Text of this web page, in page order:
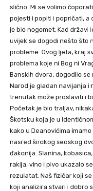
slično. Mi se volimo
pojesti i popiti i popričati, a
je bio nogomet. Kad državi
uvijek se dogodi nešto što
probleme. Ovog ljeta, kraj
problema koje ni Bog ni
Banskih dvora, dogodilo
Narod je gladan navijanja i
trenutak može proslaviti i
Početak je bio traljav,
Škotsku koja je u
kako u Deanovićima
nasred širokog seoskog
đakonija. Slanina,
rakija, vino i pivo ukazalo
rezulatat. Naš fizičar koji
koji analizira stvari i dobro